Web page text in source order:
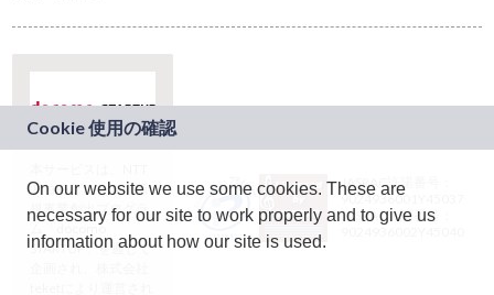
ドコモグループの新
規事業創出プログラ
ム「docomo
STARTUP」を通じて
JASRAC許諾番号：
9024936001Y45037
JASRAC許諾番号：
On our website we use some cookies. These are
necessary for our site to work properly and to give us
information about how our site is used.